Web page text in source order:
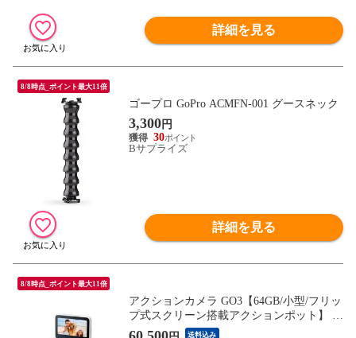
詳細を見る
8/8時点_ポイント最大11倍
ゴープロ GoPro ACMFN-001 グースネック
3,300円
30
Bサプライズ
詳細を見る
8/8時点_ポイント最大11倍
アクションカメラ GO3【64GB/小型/フリッ
プ式スクリーン搭載アクションポット】 CI
NSABKA_GO301 Insta360
送料込み